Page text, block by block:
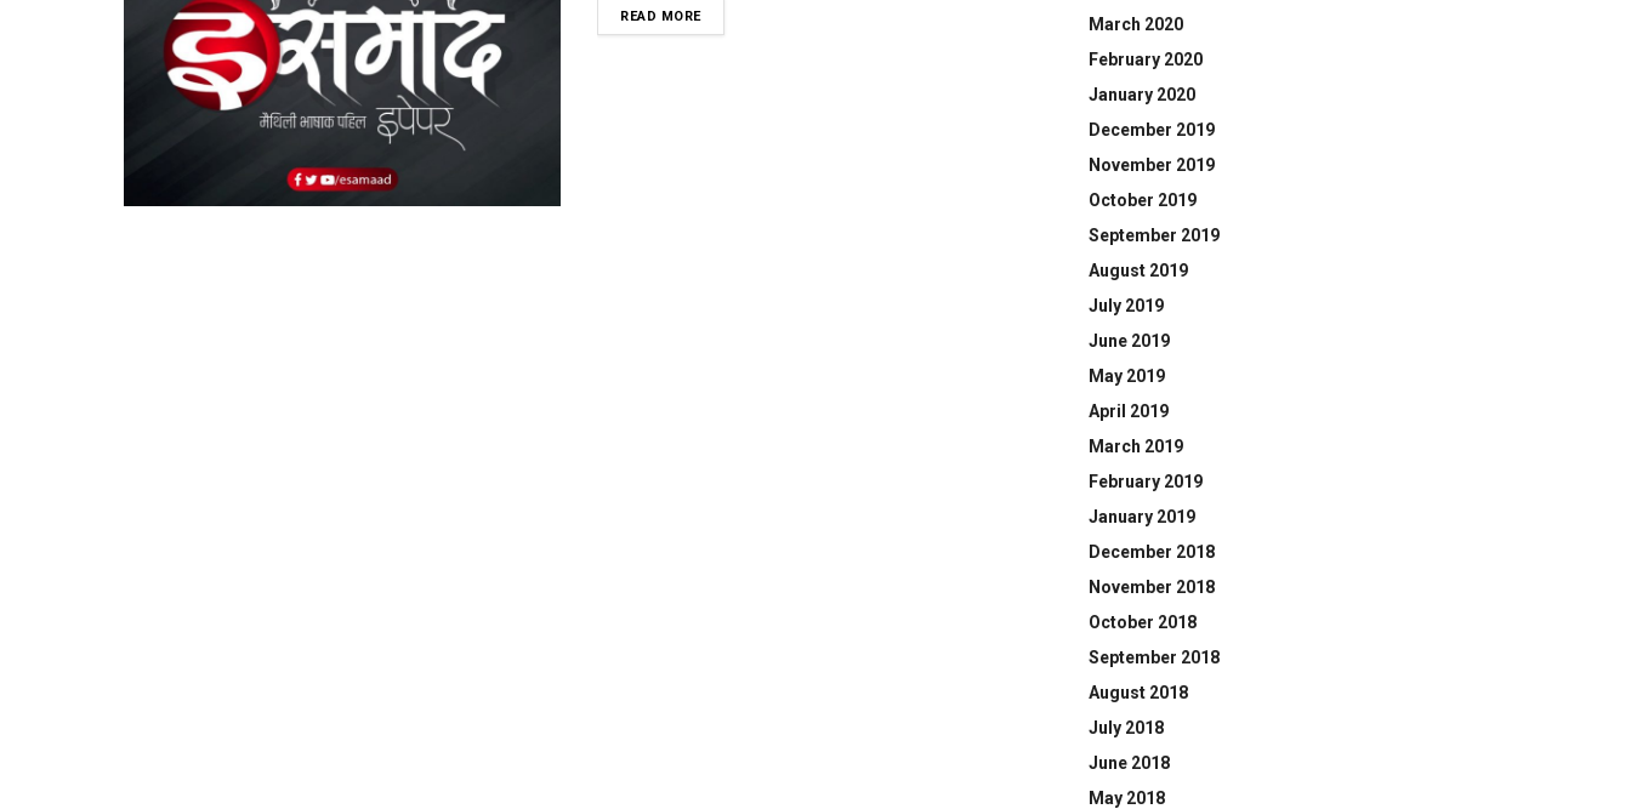
READ MOREDETAILS
March 2020
February 2020
January 2020
December 2019
November 2019
October 2019
September 2019
August 2019
July 2019
June 2019
May 2019
April 2019
March 2019
February 2019
January 2019
December 2018
November 2018
October 2018
September 2018
August 2018
July 2018
June 2018
May 2018